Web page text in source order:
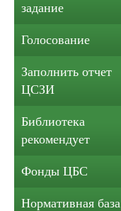
задание
Голосование
Заполнить отчет
ЦСЗИ
Библиотека
рекомендует
Фонды ЦБС
Нормативная база